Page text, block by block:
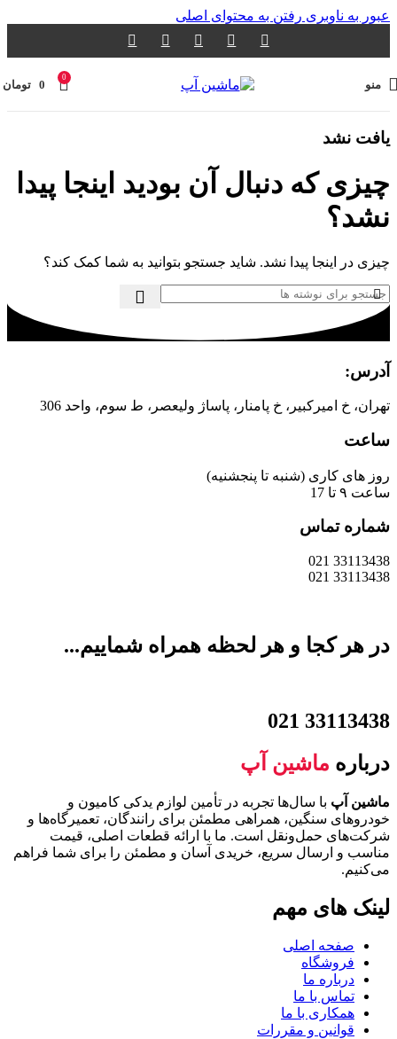
عبور به ناوبری رفتن به محتوای اصلی
منو
0
0 تومان
یافت نشد
چیزی که دنبال آن بودید اینجا پیدا
نشد؟
چیزی در اینجا پیدا نشد. شاید جستجو بتوانید به شما کمک کند؟
آدرس:
تهران، خ امیرکبیر، خ پامنار، پاساژ ولیعصر، ط سوم، واحد 306
ساعت
روز های کاری (شنبه تا پنجشنیه)
ساعت ۹ تا 17
شماره تماس
33113438 021
33113438 021
در هر کجا و هر لحظه همراه شماییم...
33113438 021
درباره ماشین آپ
ماشین آپ با سال‌ها تجربه در تأمین لوازم یدکی کامیون و
خودروهای سنگین، همراهی مطمئن برای رانندگان، تعمیرگاه‌ها و
شرکت‌های حمل‌ونقل است. ما با ارائه قطعات اصلی، قیمت
مناسب و ارسال سریع، خریدی آسان و مطمئن را برای شما فراهم
می‌کنیم.
لینک های مهم
صفحه اصلی
فروشگاه
درباره ما
تماس با ما
همکاری با ما
قوانین و مقررات